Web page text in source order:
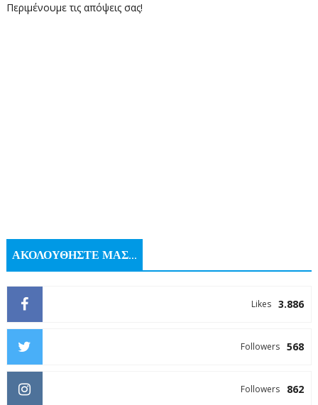
Περιμένουμε τις απόψεις σας!
ΑΚΟΛΟΥΘΗΣΤΕ ΜΑΣ...
3.886
Likes
568
Followers
862
Followers